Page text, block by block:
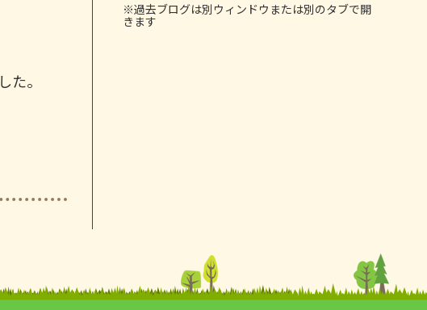
。
※過去ブログは別ウィンドウまたは別のタブで開
きます